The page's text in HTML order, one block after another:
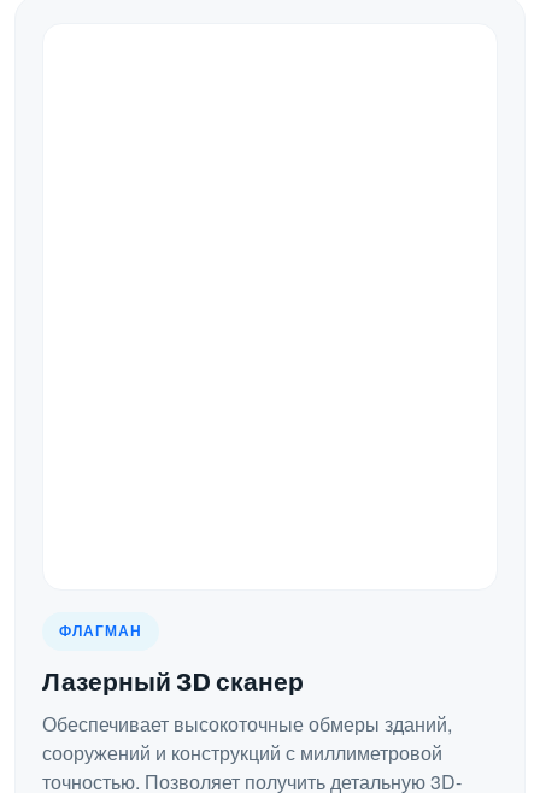
ФЛАГМАН
Лазерный 3D сканер
Обеспечивает высокоточные обмеры зданий,
сооружений и конструкций с миллиметровой
точностью. Позволяет получить детальную 3D-